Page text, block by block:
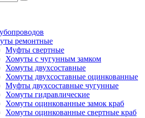
ремонтные
Муфты свертные
Хомуты с чугунным замком
Хомуты двухсоставные
Хомуты двухсоставные оцинкованные
Муфты двухсоставные чугунные
Хомуты гидравлические
Хомуты оцинкованные замок краб
Хомуты оцинкованные свертные краб